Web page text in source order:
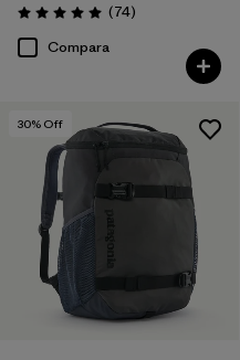
Valoración: 5.0 / 5
(74Comentarios
)
Compara
30% Off